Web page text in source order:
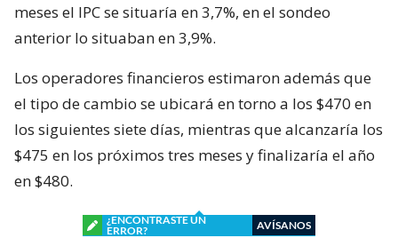
meses el IPC se situaría en 3,7%, en el sondeo
anterior lo situaban en 3,9%.
Los operadores financieros estimaron además que
el tipo de cambio se ubicará en torno a los $470 en
los siguientes siete días, mientras que alcanzaría los
$475 en los próximos tres meses y finalizaría el año
en $480.
¿ENCONTRASTE UN
ERROR?
AVÍSANOS